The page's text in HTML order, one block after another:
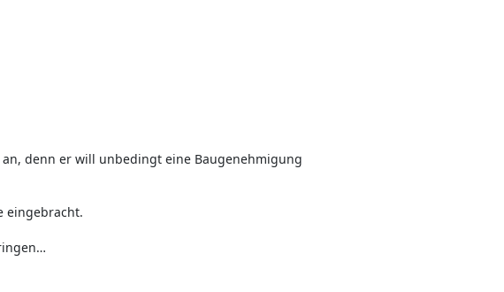
denn er will unbedingt eine Baugenehmigung
eingebracht.